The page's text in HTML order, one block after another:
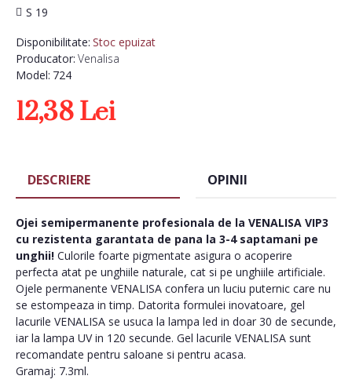
Disponibilitate: Stoc epuizat
Producator: Venalisa
Model: 724
S 19
12,38 Lei
DESCRIERE OPINII
Ojei semipermanente profesionala de la VENALISA VIP3
cu rezistenta garantata de pana la 3-4 saptamani pe
unghii! Culorile foarte pigmentate asigura o acoperire
perfecta atat pe unghiile naturale, cat si pe unghiile artificiale.
Ojele permanente VENALISA confera un luciu puternic care nu
se estompeaza in timp. Datorita formulei inovatoare, gel
lacurile VENALISA se usuca la lampa led in doar 30 de secunde,
iar la lampa UV in 120 secunde. Gel lacurile VENALISA sunt
recomandate pentru saloane si pentru acasa.
Gramaj: 7.3ml.